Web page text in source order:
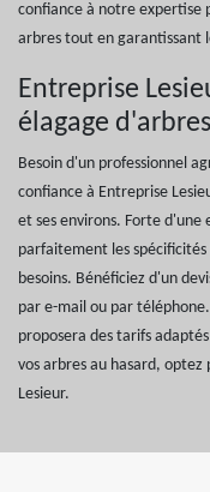
confiance à notre expertise
arbres tout en garantissant
Entreprise
élagage
Besoin d'un professionnel
confiance à Entreprise
et ses environs. Forte d'une
parfaitement les
besoins. Bénéficiez d'un
par e-mail ou par
proposera des tarifs
vos arbres au hasard,
Lesieur.